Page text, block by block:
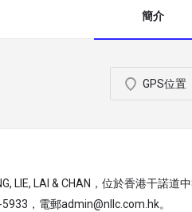
簡介
GPS位置
LIE, LAI & CHAN，位於香港干諾道
，電郵admin@nllc.com.hk。